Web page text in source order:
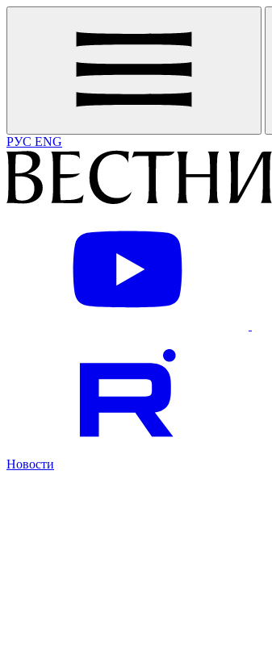
РУС ENG
Новости